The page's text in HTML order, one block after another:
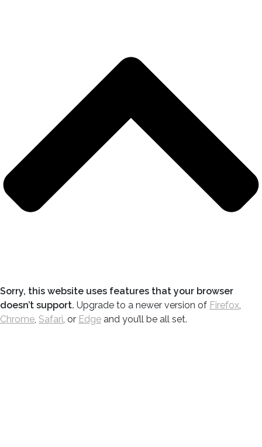
Sorry, this website uses features that your browser
doesn’t support. Upgrade to a newer version of Firefox
Chrome Safari , or Edge and you’ll be all set.